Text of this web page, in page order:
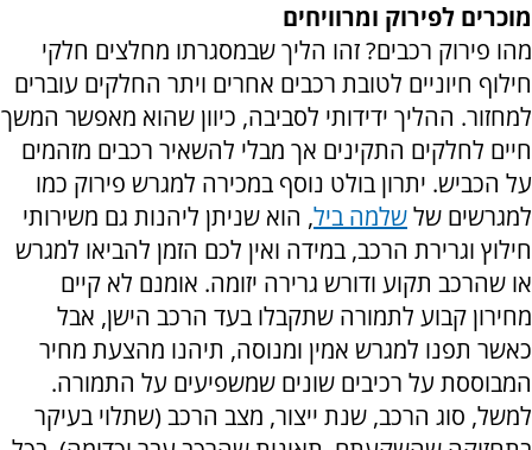
מוכרים לפירוק ומרוויחים
מהו פירוק רכבים? זהו הליך שבמסגרתו מחלצים חלקי
חילוף חיוניים לטובת רכבים אחרים ויתר החלקים עוברים
למחזור. ההליך ידידותי לסביבה, כיוון שהוא מאפשר המשך
חיים לחלקים התקינים אך מבלי להשאיר רכבים מזהמים
על הכביש. יתרון בולט נוסף במכירה למגרש פירוק כמו
למגרשים שלשלמה ביל, הוא שניתן ליהנות גם משירותי
חילוץ וגרירת הרכב, במידה ואין לכם הזמן להביאו למגרש
או שהרכב תקוע ודורש גרירה יזומה. אומנם לא קיים
מחירון קבוע לתמורה שתקבלו בעד הרכב הישן, אבל
כאשר תפנו למגרש אמין ומנוסה, תיהנו מהצעת מחיר
המבוססת על רכיבים שונים שמשפיעים על התמורה.
למשל, סוג הרכב, שנת ייצור, מצב הרכב (שתלוי בעיקר